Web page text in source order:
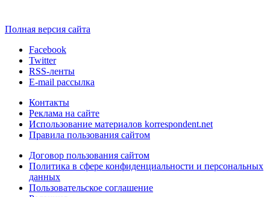
Полная версия сайта
Facebook
Twitter
RSS-ленты
E-mail рассылка
Контакты
Реклама на сайте
Использование материалов korrespondent.net
Правила пользования сайтом
Договор пользования сайтом
Политика в сфере конфиденциальности и персональных
данных
Пользовательское соглашение